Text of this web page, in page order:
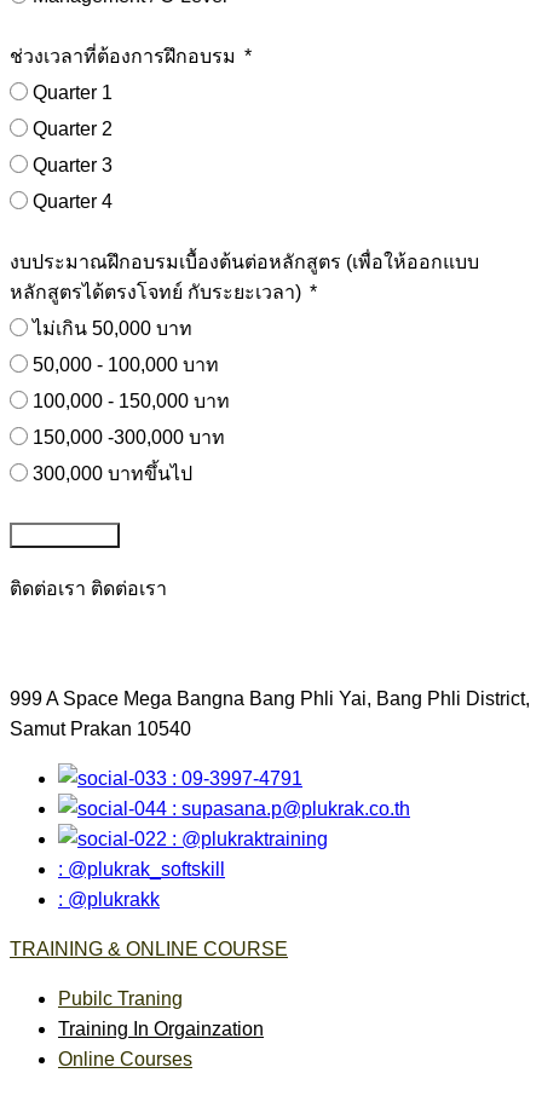
ช่วงเวลาที่ต้องการฝึกอบรม
Quarter 1
Quarter 2
Quarter 3
Quarter 4
งบประมาณฝึกอบรมเบื้องต้นต่อหลักสูตร (เพื่อให้ออกแบบ
หลักสูตรได้ตรงโจทย์ กับระยะเวลา)
ไม่เกิน 50,000 บาท
50,000 - 100,000 บาท
100,000 - 150,000 บาท
150,000 -300,000 บาท
300,000 บาทขึ้นไป
ติดต่อเรา ติดต่อเรา
999 A Space Mega Bangna Bang Phli Yai, Bang Phli District,
Samut Prakan 10540
: 09-3997-4791
: supasana.p@plukrak.co.th
: @plukraktraining
: @plukrak_softskill
: @plukrakk
TRAINING & ONLINE COURSE
Pubilc Traning
Training In Orgainzation
Online Courses